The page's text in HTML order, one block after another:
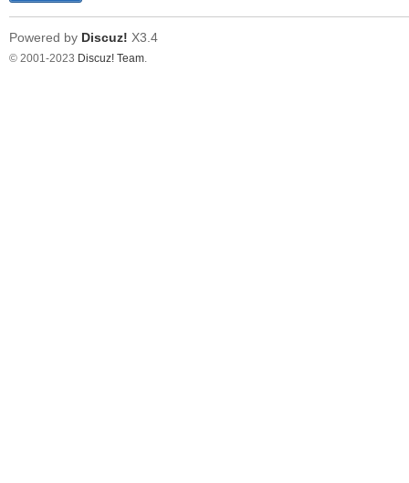
Powered by Discuz! X3.4
© 2001-2023 Discuz! Team.